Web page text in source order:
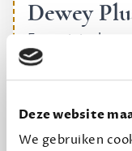
Deze website
We gebruiken
Dewey
Een originele
halen.